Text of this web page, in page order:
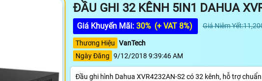
ĐẦU GHI 32 KÊNH 5IN1 DAHUA
Giá Khuyến Mãi: 30% (+ VAT 8%) Giá Niêm
Thương Hiệu VanTech
Ngày Đăng 9/12/2018 9:39:46 AM
Đầu ghi hình Dahua XVR4232AN-S2 có 32 kênh, hỗ trợ